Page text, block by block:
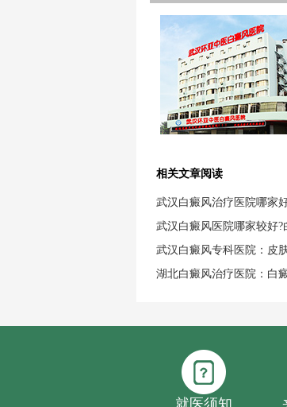
相关文章阅读
武汉白癜风治疗医院哪家
武汉白癜风医院哪家较好?
武汉白癜风专科医院：皮
湖北白癜风治疗医院：白
就医须知